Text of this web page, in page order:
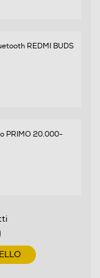
39/40/41/48/66/71/
66/71/75/77/78
28/32/66/71
REDMI BUDS
PRIMO 20.000-